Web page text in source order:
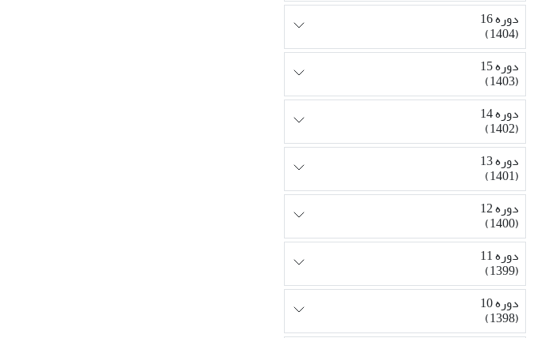
دوره 16
(1404)
دوره 15
(1403)
دوره 14
(1402)
دوره 13
(1401)
دوره 12
(1400)
دوره 11
(1399)
دوره 10
(1398)